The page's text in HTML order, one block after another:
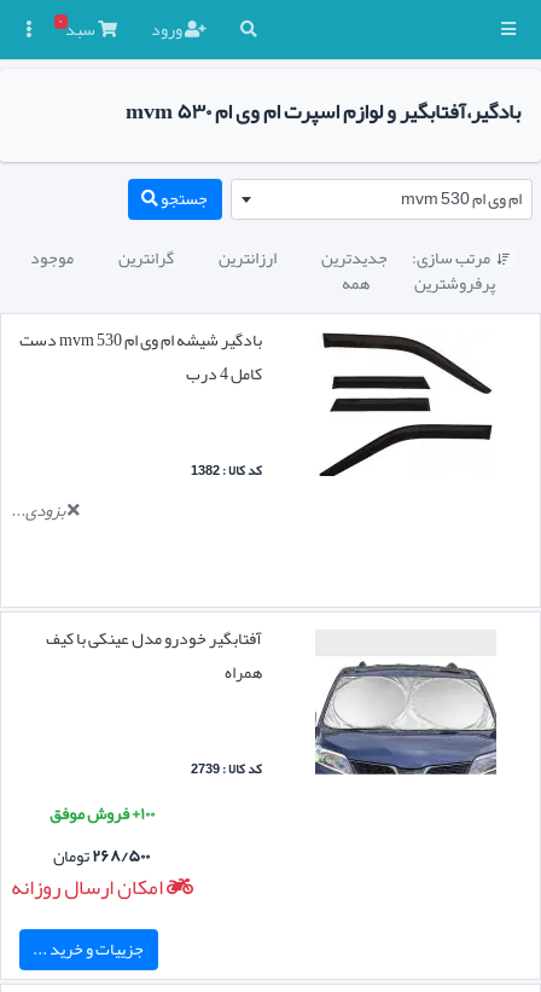
ورود سبد۰
بادگیر،آفتابگیر و لوازم اسپرت ام وی ام mvm ۵۳۰
ام وی ام mvm 530 جستجو
 مرتب سازی: جدیدترین ارزانترین گرانترین موجود
پرفروشترین
همه
بادگیر شیشه ام وی ام mvm 530 دست
کامل 4 درب
کد کالا : 1382
بزودی...
آفتابگیر خودرو مدل عینکی با کیف
همراه
کد کالا : 2739
۱۰۰+ فروش موفق
۲۶۸/۵۰۰تومان
امکان ارسال روزانه
جزییات و خرید ...